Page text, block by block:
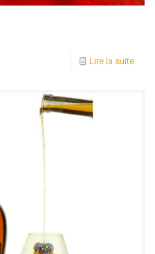
Lire la suite